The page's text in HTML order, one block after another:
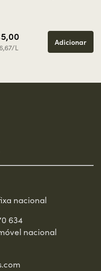
2017
de Lyon
2015
2014
L
Adicionar
nacional
634
nacional